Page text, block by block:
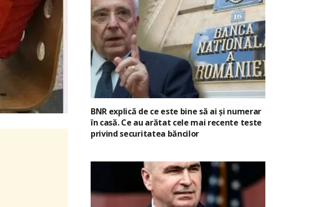
BNR explică de ce este bine să ai și numerar
în casă. Ce au arătat cele mai recente teste
privind securitatea băncilor